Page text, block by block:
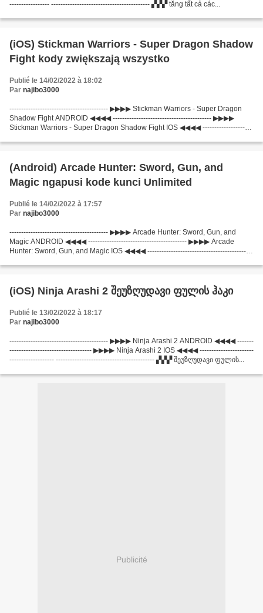
----------------- ------------------------------------------ ▞▞▞ tăng tất cả các...
(iOS) Stickman Warriors - Super Dragon Shadow
Fight kody zwiększają wszystko
Publié le 14/02/2022 à 18:02
Par najibo3000
------------------------------------------ ▶▶▶▶ Stickman Warriors - Super Dragon
Shadow Fight ANDROID ◀◀◀◀ ------------------------------------------ ▶▶▶▶
Stickman Warriors - Super Dragon Shadow Fight IOS ◀◀◀◀ ---------------------
(Android) Arcade Hunter: Sword, Gun, and
Magic ngapusi kode kunci Unlimited
Publié le 14/02/2022 à 17:57
Par najibo3000
------------------------------------------ ▶▶▶▶ Arcade Hunter: Sword, Gun, and
Magic ANDROID ◀◀◀◀ ------------------------------------------ ▶▶▶▶ Arcade
Hunter: Sword, Gun, and Magic IOS ◀◀◀◀ ------------------------------------------ --
(iOS) Ninja Arashi 2 შეუზღუდავი ფულის ჰაკი
Publié le 13/02/2022 à 18:17
Par najibo3000
------------------------------------------ ▶▶▶▶ Ninja Arashi 2 ANDROID ◀◀◀◀ -------
----------------------------------- ▶▶▶▶ Ninja Arashi 2 IOS ◀◀◀◀ -----------------------
------------------- ------------------------------------------ ▞▞▞ შეუზღუდავი ფულის...
Publicité